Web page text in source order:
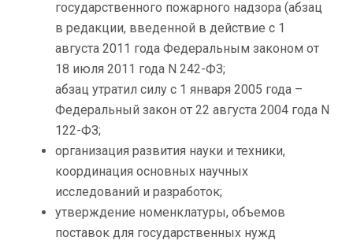
государственного пожарного надзора (абзац
в редакции, введенной в действие с 1
августа 2011 года Федеральным законом от
18 июля 2011 года N 242-ФЗ;
абзац утратил силу с 1 января 2005 года –
Федеральный закон от 22 августа 2004 года N
122-ФЗ;
организация развития науки и техники,
координация основных научных
исследований и разработок;
утверждение номенклатуры, объемов
поставок для государственных нужд